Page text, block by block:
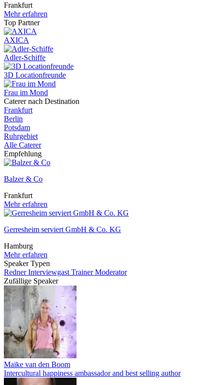
Frankfurt
Mehr erfahren
Top Partner
AXICA
Adler-Schiffe
3D Locationfreunde
Frau im Mond
Caterer nach Destination
Frankfurt
Berlin
Potsdam
Ruhrgebiet
Alle Caterer
Empfehlung
Balzer & Co
Frankfurt
Mehr erfahren
Gerresheim serviert GmbH & Co. KG
Hamburg
Mehr erfahren
Speaker Typen
RednerInterviewgast TrainerModerator
Zufällige Speaker
Maike van den Boom
Intercultural happiness ambassador and best selling author